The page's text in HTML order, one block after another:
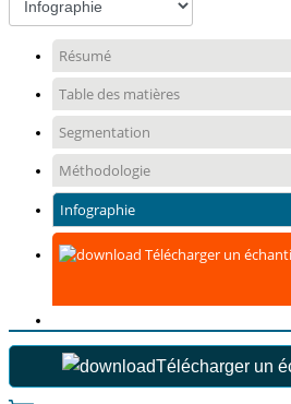
Résumé
Table des matières
Segmentation
Méthodologie
Infographie
Télécharger un
Télécharger un